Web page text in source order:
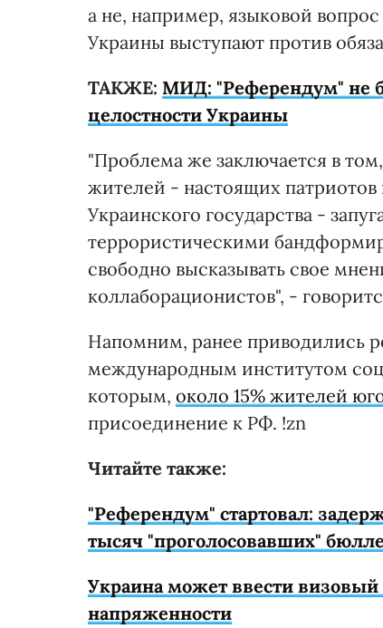
а не, например, языковой
Украины выступают против
ТАКЖЕ: МИД: "Референдум" не
целостности Украины
"Проблема же заключается в
жителей - настоящих
Украинского государства -
террористическими
свободно высказывать свое
коллаборационистов", -
Напомним, ранее приводились
международным институтом
которым, около 15% жителей
присоединение к РФ. !zn
Читайте также:
"Референдум" стартовал:
тысяч "проголосовавших"
Украина может ввести
напряженности